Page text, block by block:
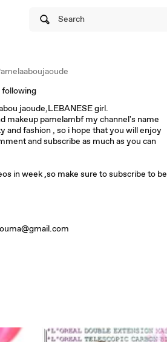
Search
following
jaoude,LEBANESE girl.
channel's name
and fashion , so i hope that you will enjoy
and subscribe as much as you can
in week ,so make sure to subscribe to be